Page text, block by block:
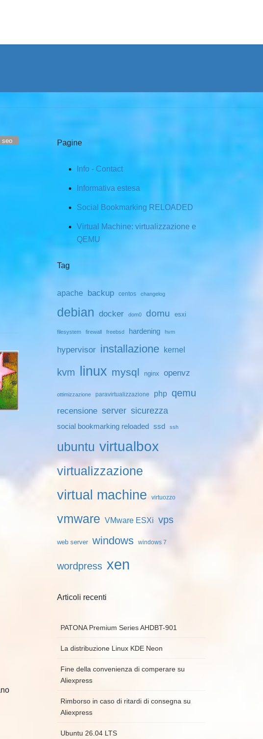
seo Pagine
Info - Contact
Informativa estesa
Social Bookmarking RELOADED
Virtual Machine: virtualizzazione e
QEMU
Tag
apache backup centos changelog
debian docker dom0 domu esxi
filesystem firewall freebsd hardening hvm
hypervisor installazione kernel
kvm linux mysql nginx openvz
ottimizzazione paravirtualizzazione php qemu
recensione server sicurezza
social bookmarking reloaded ssd ssh
ubuntu virtualbox
virtualizzazione
virtual machine virtuozzo
vmware VMware ESXi vps
web server windows windows 7
wordpress xen
Articoli recenti
PATONA Premium Series AHDBT-901
La distribuzione Linux KDE Neon
Fine della convenienza di comperare su
Aliexpress
Rimborso in caso di ritardi di consegna su
Aliexpress
Ubuntu 26.04 LTS